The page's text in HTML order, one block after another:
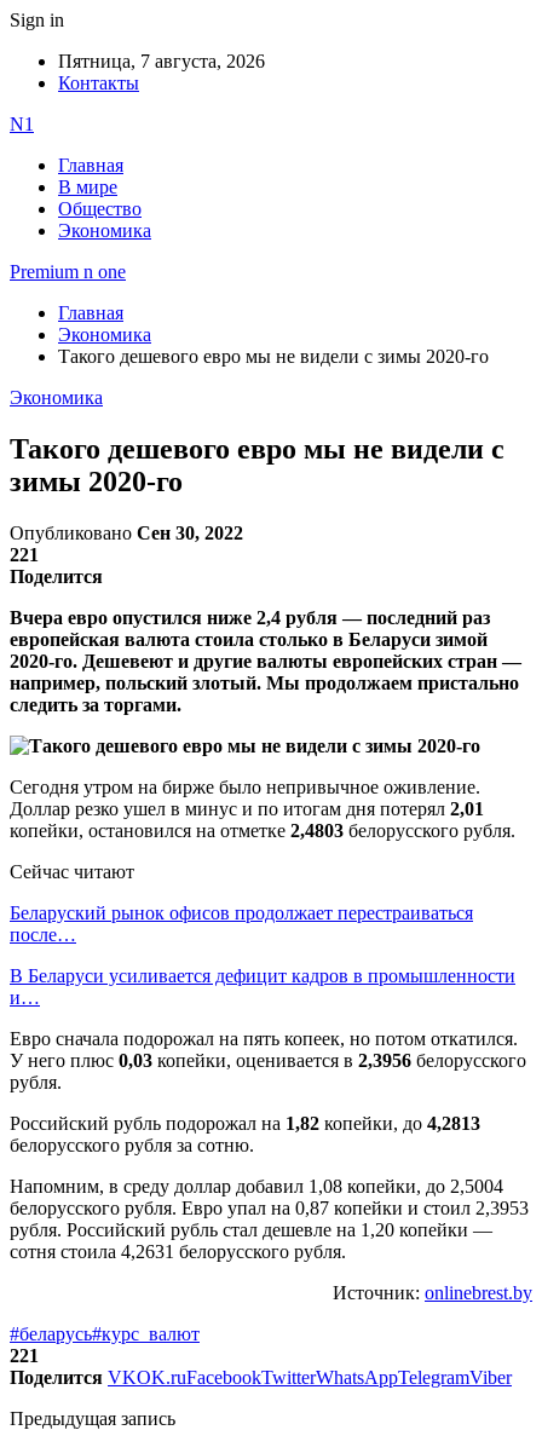
Sign in
Пятница, 7 августа, 2026
Контакты
N1
Главная
В мире
Общество
Экономика
Premium n one
Главная
Экономика
Такого дешевого евро мы не видели с зимы 2020-го
Экономика
Такого дешевого евро мы не видели с
зимы 2020-го
Опубликовано Сен 30, 2022
221
Поделится
Вчера евро опустился ниже 2,4 рубля — последний раз
европейская валюта стоила столько в Беларуси зимой
2020-го. Дешевеют и другие валюты европейских стран —
например, польский злотый. Мы продолжаем пристально
следить за торгами.
Сегодня утром на бирже было непривычное оживление.
Доллар резко ушел в минус и по итогам дня потерял 2,01
копейки, остановился на отметке 2,4803 белорусского рубля.
Сейчас читают
Беларуский рынок офисов продолжает перестраиваться
после…
В Беларуси усиливается дефицит кадров в промышленности
и…
Евро сначала подорожал на пять копеек, но потом откатился.
У него плюс 0,03 копейки, оценивается в 2,3956 белорусского
рубля.
Российский рубль подорожал на 1,82 копейки, до 4,2813
белорусского рубля за сотню.
Напомним, в среду доллар добавил 1,08 копейки, до 2,5004
белорусского рубля. Евро упал на 0,87 копейки и стоил 2,3953
рубля. Российский рубль стал дешевле на 1,20 копейки —
сотня стоила 4,2631 белорусского рубля.
Источник: onlinebrest.by
#беларусь#курс_валют
221
Поделится VKOK.ruFacebookTwitterWhatsAppTelegramViber
Предыдущая запись